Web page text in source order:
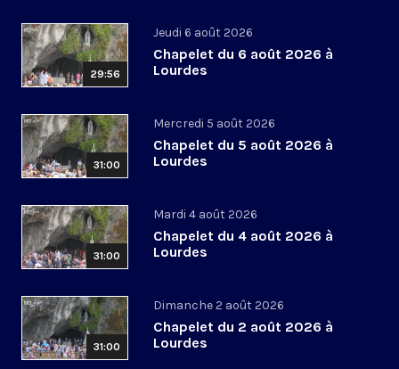
29:56
Jeudi 6 août 2026
Chapelet du 6 août 2026 à
Lourdes
31:00
Mercredi 5 août 2026
Chapelet du 5 août 2026 à
Lourdes
31:00
Mardi 4 août 2026
Chapelet du 4 août 2026 à
Lourdes
31:00
Dimanche 2 août 2026
Chapelet du 2 août 2026 à
Lourdes